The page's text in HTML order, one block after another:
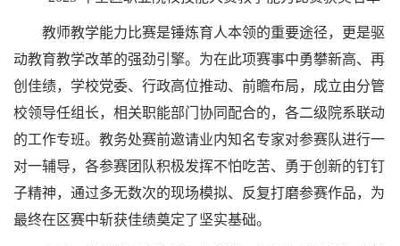
教师教学能力比赛是锤炼育人本领的重要途径，更是驱
动教育教学改革的强劲引擎。为在此项赛事中勇攀新高、再
创佳绩，学校党委、行政高位推动、前瞻布局，成立由分管
校领导任组长，相关职能部门协同配合的，各二级院系联动
的工作专班。教务处赛前邀请业内知名专家对参赛队进行一
对一辅导，各参赛团队积极发挥不怕吃苦、勇于创新的钉钉
子精神，通过多无数次的现场模拟、反复打磨参赛作品，为
最终在区赛中斩获佳绩奠定了坚实基础。